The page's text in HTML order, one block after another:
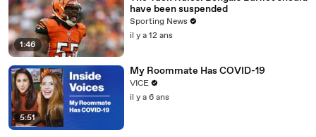
1:46
have been suspended
Sporting News
il y a 12 ans
5:51
My Roommate Has COVID-19
VICE
il y a 6 ans